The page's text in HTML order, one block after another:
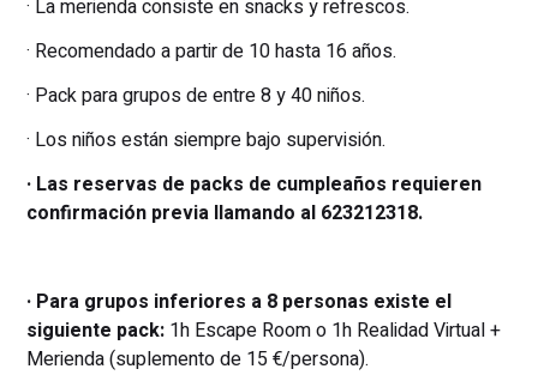
· La merienda consiste en snacks y refrescos.
· Recomendado a partir de 10 hasta 16 años.
· Pack para grupos de entre 8 y 40 niños.
· Los niños están siempre bajo supervisión.
· Las reservas de packs de cumpleaños requieren
confirmación previa llamando al 623212318.
· Para grupos inferiores a 8 personas existe el
siguiente pack: 1h Escape Room o 1h Realidad Virtual +
Merienda (suplemento de 15 €/persona).